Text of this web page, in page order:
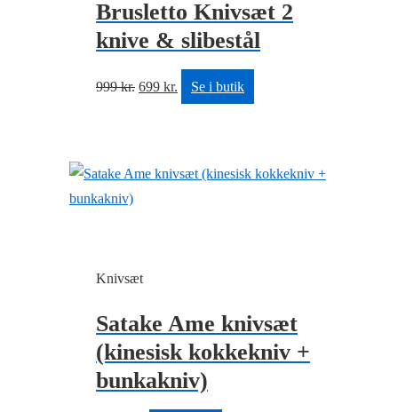
Brusletto Knivsæt 2
knive & slibestål
999kr. Den
999 kr..
699 kr. Den
699 kr..
Se i butik
Knivsæt
Satake Ame knivsæt
(kinesisk kokkekniv +
bunkakniv)